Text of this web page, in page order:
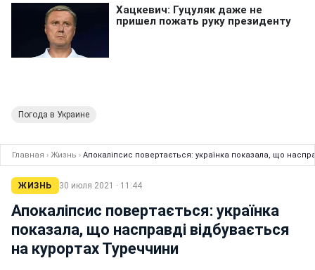
Погода в Украине
Главная › Жизнь › Апокаліпсис повертається: українка показала, що
ЖИЗНЬ 30 июля 2021 · 11:44
Апокаліпсис повертається: українка
показала, що насправді відбувається
на курортах Туреччини